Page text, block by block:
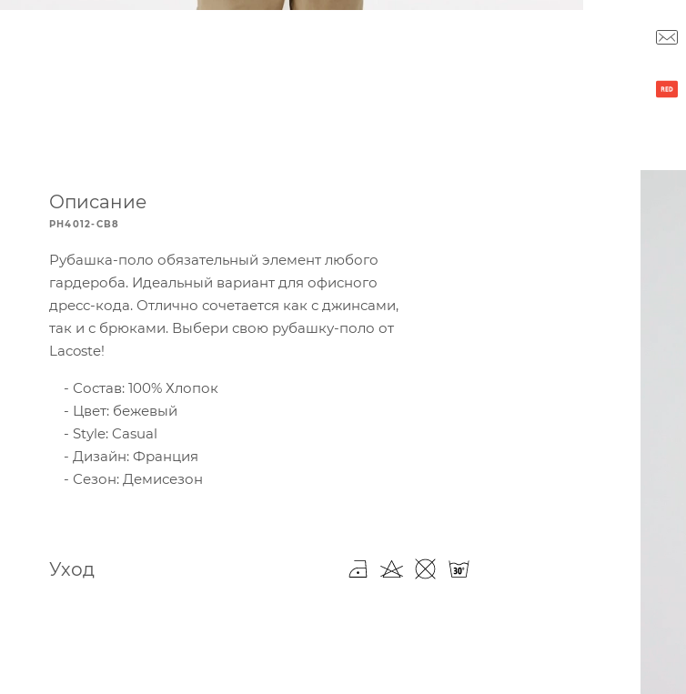
Описание
PH4012-CB8
Рубашка-поло обязательный элемент любого
гардероба. Идеальный вариант для офисного
дресс-кода. Отлично сочетается как с джинсами,
так и с брюками. Выбери свою рубашку-поло от
Lacoste!
Состав: 100% Хлопок
Цвет: бежевый
Style: Casual
Дизайн: Франция
Сезон: Демисезон
Уход